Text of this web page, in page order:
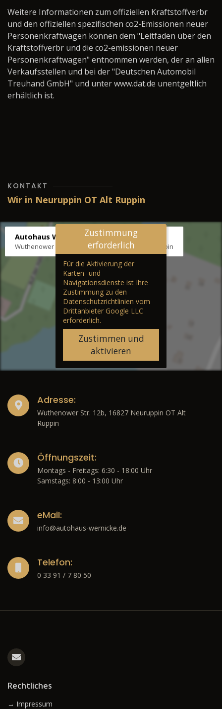
Weitere Informationen zum offiziellen Kraftstoffverbr
und den offiziellen spezifischen co2-Emissionen neuer
Personenkraftwagen können dem "Leitfaden über den
Kraftstoffverbr und die co2-emissionen neuer
Personenkraftwagen" entnommen werden, der an allen
Verkaufsstellen und bei der "Deutschen Automobil
Treuhand GmbH" und unter www.dat.de unentgeltlich
erhältlich ist.
KONTAKT
Wir in Neuruppin OT Alt Ruppin
Autohaus Wernicke
Wuthenower Str. 12b, 16827 Neuruppin OT Alt Ruppin
Zustimmung
erforderlich
Für die Aktivierung der
Karten- und
Navigationsdienste ist Ihre
Zustimmung zu den
Datenschutzrichtlinien vom
Drittanbieter Google LLC
erforderlich.
Zustimmen und
aktivieren
Adresse:
Wuthenower Str. 12b, 16827 Neuruppin OT Alt
Ruppin
Öffnungszeit:
Montags - Freitags: 6:30 - 18:00 Uhr
Samstags: 8:00 - 13:00 Uhr
eMail:
info@autohaus-wernicke.de
Telefon:
0 33 91 / 7 80 50
Rechtliches
→ Impressum